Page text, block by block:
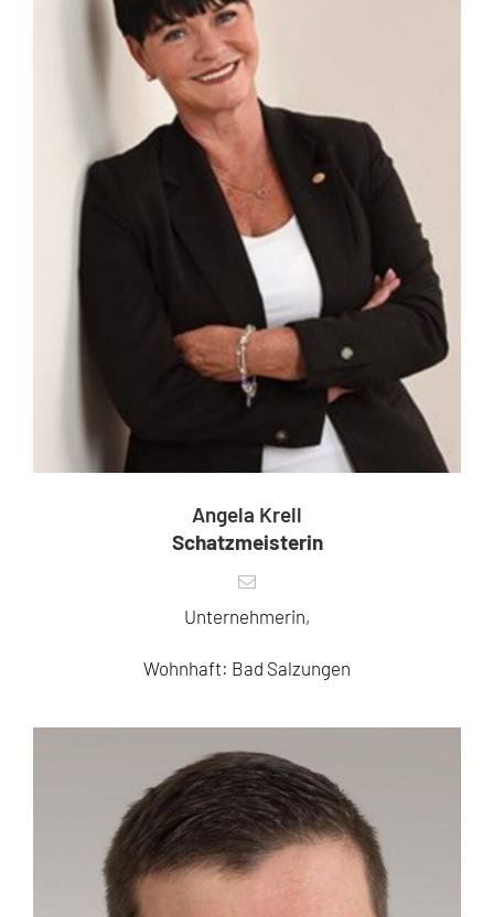
Angela Krell
Schatzmeisterin
Unternehmerin,
Wohnhaft: Bad Salzungen